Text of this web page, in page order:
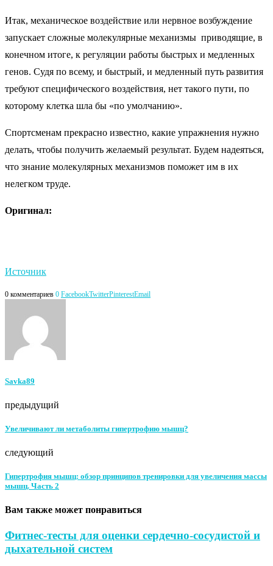
Итак, механическое воздействие или нервное возбуждение
запускает сложные молекулярные механизмы приводящие, в
конечном итоге, к регуляции работы быстрых и медленных
генов. Судя по всему, и быстрый, и медленный путь развития
требуют специфического воздействия, нет такого пути, по
которому клетка шла бы «по умолчанию».
Спортсменам прекрасно известно, какие упражнения нужно
делать, чтобы получить желаемый результат. Будем надеяться,
что знание молекулярных механизмов поможет им в их
нелегком труде.
Оригинал:
Источник
0 комментариев 0 FacebookTwitterPinterestEmail
Savka89
предыдущий
Увеличивают ли метаболиты гипертрофию мышц?
следующий
Гипертрофия мышц: обзор принципов тренировки для увеличения массы
мышц. Часть 2
Вам также может понравиться
Фитнес-тесты для оценки сердечно-сосудистой и
дыхательной систем